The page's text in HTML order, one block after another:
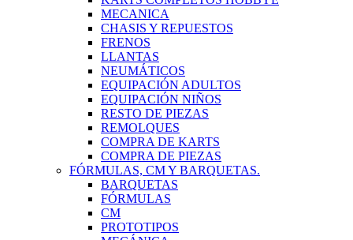
MECANICA
CHASIS Y REPUESTOS
FRENOS
LLANTAS
NEUMÁTICOS
EQUIPACIÓN ADULTOS
EQUIPACIÓN NIÑOS
RESTO DE PIEZAS
REMOLQUES
COMPRA DE KARTS
COMPRA DE PIEZAS
FÓRMULAS, CM Y BARQUETAS.
BARQUETAS
FÓRMULAS
CM
PROTOTIPOS